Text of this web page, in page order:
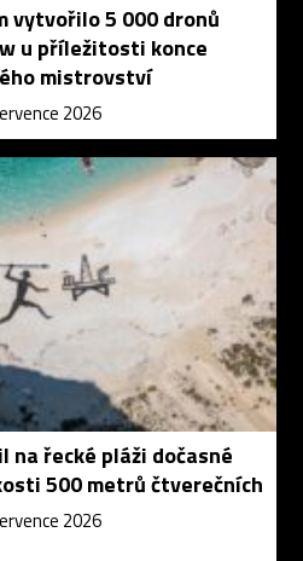
vytvořilo 5 000 dronů
u příležitosti konce
mistrovství
2026
na řecké pláži dočasné
500 metrů čtverečních
2026